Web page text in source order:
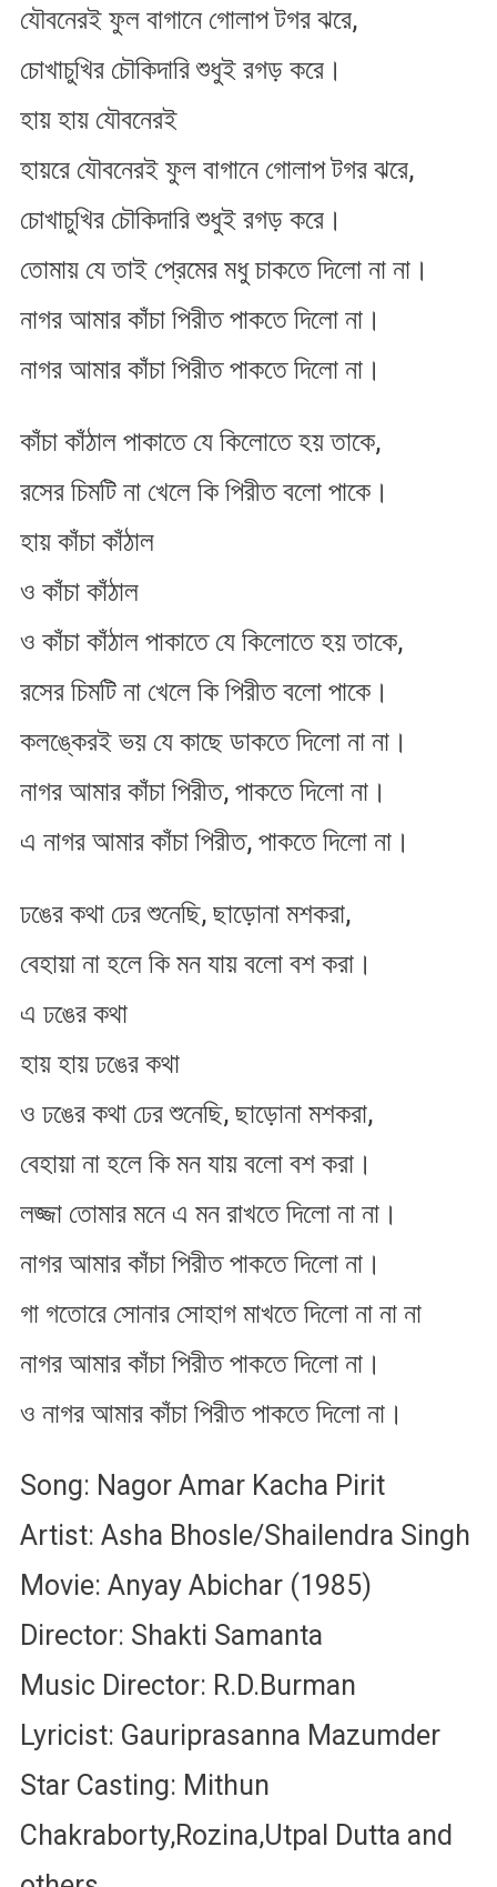
যৌবনেরই ফুল বাগানে গোলাপ টগর ঝরে,
চোখাচুখির চৌকিদারি শুধুই রগড়​ করে।
হায় হায় যৌবনেরই
হায়রে যৌবনেরই ফুল বাগানে গোলাপ টগর ঝরে,
চোখাচুখির চৌকিদারি শুধুই রগড়​ করে।
তোমায় যে তাই প্রেমের মধু চাকতে দিলো না না।
নাগর আমার কাঁচা পিরীত পাকতে দিলো না।
নাগর আমার কাঁচা পিরীত পাকতে দিলো না।
কাঁচা কাঁঠাল পাকাতে যে কিলোতে হয় তাকে,
রসের চিমটি না খেলে কি পিরীত বলো পাকে।
হায় কাঁচা কাঁঠাল
ও কাঁচা কাঁঠাল
ও কাঁচা কাঁঠাল পাকাতে যে কিলোতে হয় তাকে,
রসের চিমটি না খেলে কি পিরীত বলো পাকে।
কলঙ্কেরই ভ​য় যে কাছে ডাকতে দিলো না না।
নাগর আমার কাঁচা পিরীত, পাকতে দিলো না।
এ নাগর আমার কাঁচা পিরীত, পাকতে দিলো না।
ঢঙের কথা ঢের শুনেছি, ছাড়োনা মশকরা,
বেহায়া না হলে কি মন যায় বলো বশ করা।
এ ঢঙের কথা
হায় হায় ঢঙের কথা
ও ঢঙের কথা ঢের শুনেছি, ছাড়োনা মশকরা,
বেহায়া না হলে কি মন যায় বলো বশ করা।
লজ্জা তোমার মনে এ মন রাখতে দিলো না না।
নাগর আমার কাঁচা পিরীত পাকতে দিলো না।
গা গতোরে সোনার সোহাগ মাখতে দিলো না না না
নাগর আমার কাঁচা পিরীত পাকতে দিলো না।
ও নাগর আমার কাঁচা পিরীত পাকতে দিলো না।
Song: Nagor Amar Kacha Pirit
Artist: Asha Bhosle/Shailendra Singh
Movie: Anyay Abichar (1985)
Director: Shakti Samanta
Music Director: R.D.Burman
Lyricist: Gauriprasanna Mazumder
Star Casting: Mithun
Chakraborty,Rozina,Utpal Dutta and